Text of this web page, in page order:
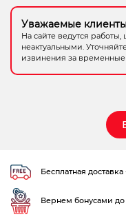
Уважаемые
На сайте ведутся
неактуальными.
извинения за временные
Бесплатная доставка
Вернем бонусами до